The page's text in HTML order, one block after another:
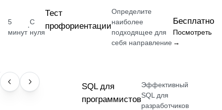
5
минут
·
С
нуля
Тест
профориентации
Определите
наиболее
подходящее для
себя направление
Бесплатно
Посмотреть
→
НАВЫК
SQL для
программистов
Эффективный
SQL для
разработчиков